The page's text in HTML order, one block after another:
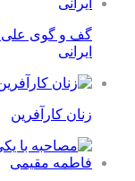
گف و گوی علی
ایرانی
زنان کارآفرین